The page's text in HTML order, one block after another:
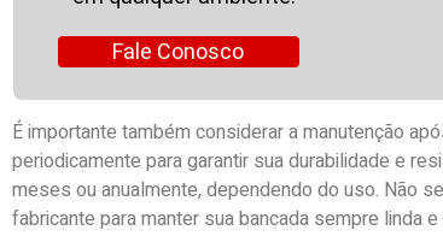
Fale Conosco
É importante também considerar a manutenção
periodicamente para garantir sua durabilidade e
meses ou anualmente, dependendo do uso. Não
fabricante para manter sua bancada sempre linda e